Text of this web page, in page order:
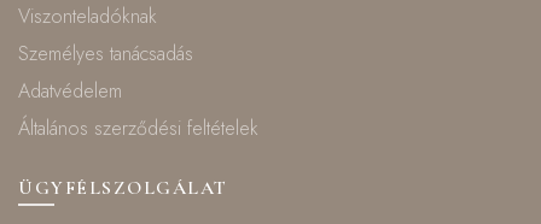
Viszonteladóknak
Személyes tanácsadás
Adatvédelem
Általános szerződési feltételek
ÜGYFÉLSZOLGÁLAT